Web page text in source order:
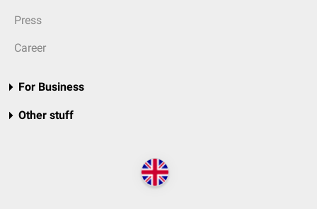
Press
Career
For Business
Other stuff